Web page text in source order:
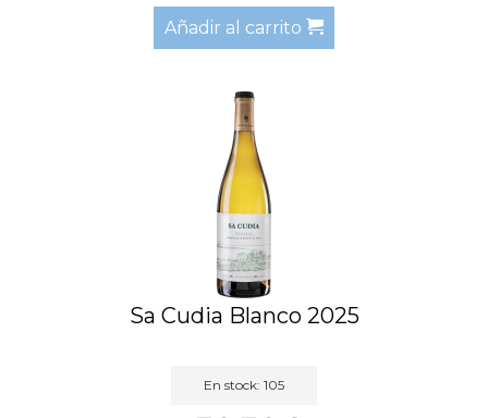
Añadir al carrito
Sa Cudia Blanco 2025
En stock: 105